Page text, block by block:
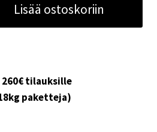
Lisää ostoskoriin
tilauksille
paketteja)